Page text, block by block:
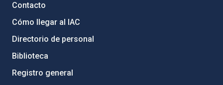
Contacto
Cómo llegar al IAC
Directorio de personal
Biblioteca
Registro general